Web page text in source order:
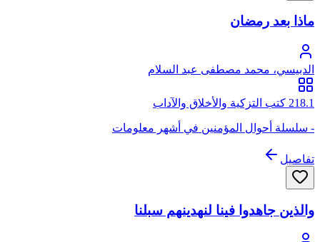
ماذا بعد رمضان
الدبيسي، محمد مصطفى عبد السلام
218.1 كتب التزكية والأخلاق والآداب
- سلسلة أحوال المؤمنين في أشهر معلومات
تفاصيل
والذين جاهدوا فينا لنهدينهم سبلنا